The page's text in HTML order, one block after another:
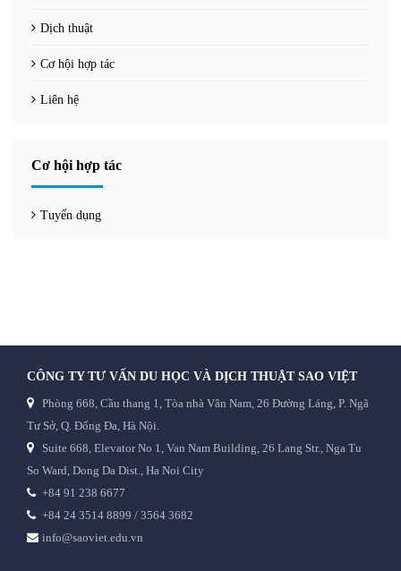
Dịch thuật
Cơ hội hợp tác
Liên hệ
Cơ hội hợp tác
Tuyển dụng
CÔNG TY TƯ VẤN DU HỌC VÀ DỊCH THUẬT SAO VIỆT
Phòng 668, Cầu thang 1, Tòa nhà Vân Nam, 26 Đường Láng, P. Ngã
Tư Sở, Q. Đống Đa, Hà Nội.
Suite 668, Elevator No 1, Van Nam Building, 26 Lang Str., Nga Tu
So Ward, Dong Da Dist., Ha Noi City
+84 91 238 6677
+84 24 3514 8899 / 3564 3682
info@saoviet.edu.vn